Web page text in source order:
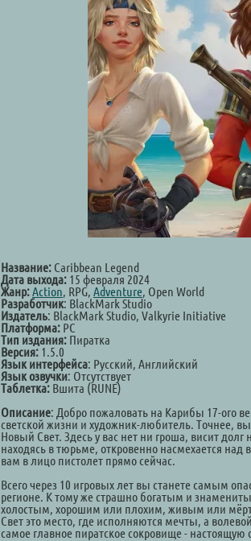
Название: Caribbean Legend
Дата выхода: 15 февраля 2024
Жанр:Action, RPG, Adventure, Open World
Разработчик: BlackMark Studio
Издатель: BlackMark Studio, Valkyrie Initiative
Платформа: PC
Тип издания: Пиратка
Версия: 1.5.0
Язык интерфейса: Русский, Английский
Язык озвучки: Отсутствует
Таблетка: Вшита (RUNE)
Описание: Добро пожаловать на Карибы 17-ого
светской жизни и художник-любитель. Точнее,
Новый Свет. Здесь у вас нет ни гроша, висит
находясь в тюрьме, откровенно насмехается над
вам в лицо пистолет прямо сейчас.
Всего через 10 игровых лет вы станете самым
регионе. К тому же страшно богатым и
холостым, хорошим или плохим, живым или
Свет это место, где исполняются мечты, а
самое главное пиратское сокровище - настоящую